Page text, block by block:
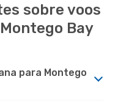
sobre voos
Bay
para Montego